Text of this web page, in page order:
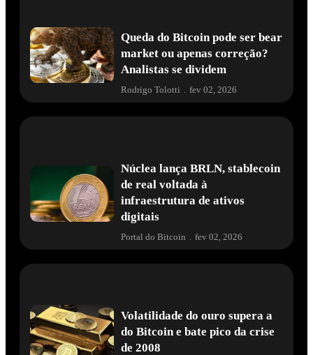
Queda do Bitcoin pode ser bear
market ou apenas correção?
Analistas se dividem
Rodrigo Tolotti . fev 02, 2026
Núclea lança BRLN, stablecoin
de real voltada à
infraestrutura de ativos
digitais
Portal do Bitcoin . fev 02, 2026
Volatilidade do ouro supera a
do Bitcoin e bate pico da crise
de 2008